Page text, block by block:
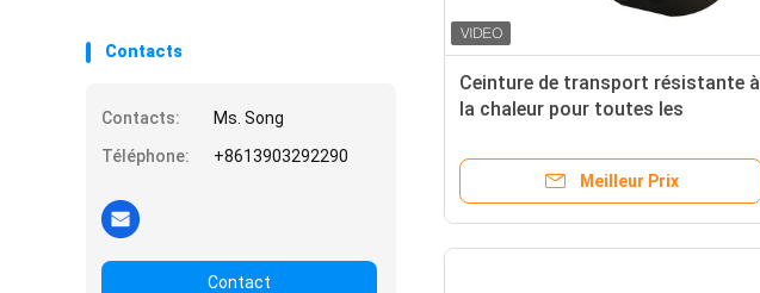
Contacts
Contacts:
Ms. Song
Téléphone:
+8613903292290
Contact
Ceinture de transport résistante à
la chaleur pour toutes les
Sacs/cartouches transparents
Meilleur Prix